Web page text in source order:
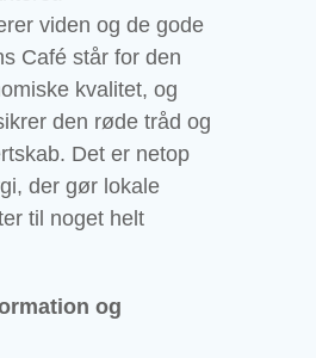
viden og de gode
Café står for den
kvalitet, og
den røde tråd og
Det er netop
der gør lokale
til noget helt
og